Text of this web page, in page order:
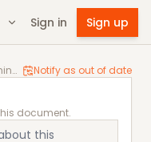
Sign in Sign up
Huisvestingsverordening Regio Holland Rijnland Notify as out of date
Rijnland
document.